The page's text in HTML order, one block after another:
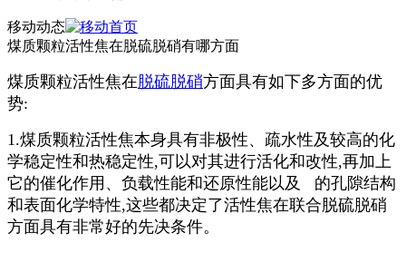
移动动态
煤质颗粒活性焦在脱硫脱硝有哪方面
煤质颗粒活性焦在脱硫脱硝方面具有如下多方面的优
势:
1.煤质颗粒活性焦本身具有非极性、疏水性及较高的化
学稳定性和热稳定性,可以对其进行活化和改性,再加上
它的催化作用、负载性能和还原性能以及 的孔隙结构
和表面化学特性,这些都决定了活性焦在联合脱硫脱硝
方面具有非常好的先决条件。